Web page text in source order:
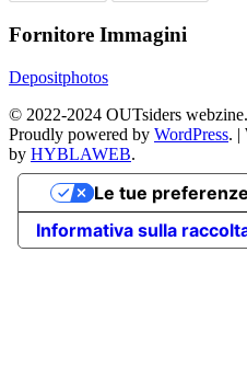
Fornitore Immagini
Depositphotos
© 2022-2024 OUTsiders
Proudly powered by WordPress. |
by HYBLAWEB.
Informativa sulla
Le tue